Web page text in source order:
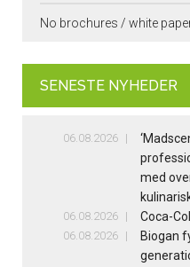
No brochures / white
SENESTE NYHEDER
06.08.2026
med
06.08.2026 Coca-
06.08.2026
Biogan